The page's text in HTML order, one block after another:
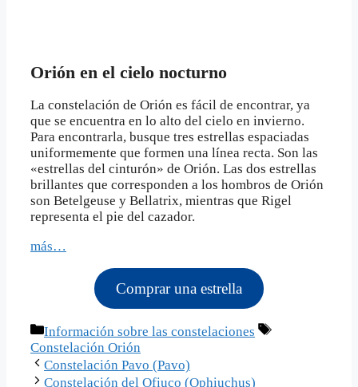
Orión en el cielo nocturno
La constelación de Orión es fácil de encontrar, ya
que se encuentra en lo alto del cielo en invierno.
Para encontrarla, busque tres estrellas espaciadas
uniformemente que formen una línea recta. Son las
«estrellas del cinturón» de Orión. Las dos estrellas
brillantes que corresponden a los hombros de Orión
son Betelgeuse y Bellatrix, mientras que Rigel
representa el pie del cazador.
más…
Comprar una estrella
Categorías
Información sobre las constelaciones
Etiquetas
Constelación Orión
Constelación Pavo (Pavo)
Constelación del Ofiuco (Ophiuchus)